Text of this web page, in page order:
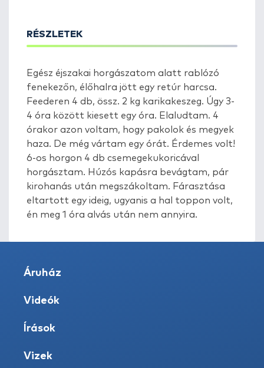
RÉSZLETEK
Egész éjszakai horgászatom alatt rablózó
fenekezőn, élőhalra jött egy retúr harcsa.
Feederen 4 db, össz. 2 kg karikakeszeg. Úgy 3-
4 óra között kiesett egy óra. Elaludtam. 4
órakor azon voltam, hogy pakolok és megyek
haza. De még vártam egy órát. Érdemes volt!
6-os horgon 4 db csemegekukoricával
horgásztam. Húzós kapásra bevágtam, pár
kirohanás után megszákoltam. Fárasztása
eltartott egy ideig, ugyanis a hal toppon volt,
én meg 1 óra alvás után nem annyira.
Áruház
Videók
Írások
Vizek